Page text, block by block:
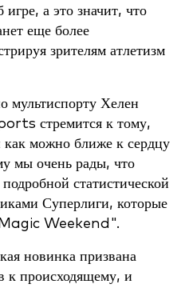
а это значит, что
еще более
зрителям атлетизм
Хелен
стремится к тому,
можно ближе к сердцу
мы очень рады, что
статистической
Суперлиги, которые
Magic Weekend".
новинка призвана
к происходящему, и